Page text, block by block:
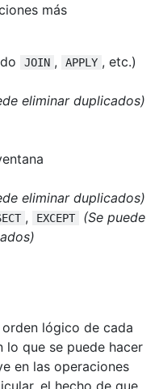
más
JOIN , APPLY , etc.)
eliminar duplicados)
eliminar duplicados)
, EXCEPT
(Se puede
lógico de cada
lo que se puede hacer
en las operaciones
el hecho de que